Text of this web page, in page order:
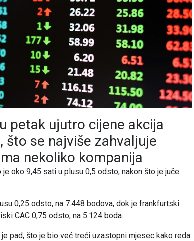
petak ujutro cijene akcija
što se najviše zahvaljuje
nekoliko kompanija
oko 9,45 sati u plusu 0,5 odsto, nakon što je juče
0,25 odsto, na 7.448 bodova, dok je frankfurtski
CAC 0,75 odsto, na 5.124 boda.
pad, što je bio već treći uzastopni mjesec kako reda